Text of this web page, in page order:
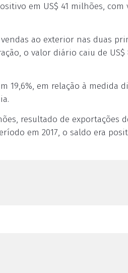
em US$ 41 milhões, com
ao exterior nas duas
o valor diário caiu de
19,6%, em relação à medida
resultado de exportações
em 2017, o saldo era